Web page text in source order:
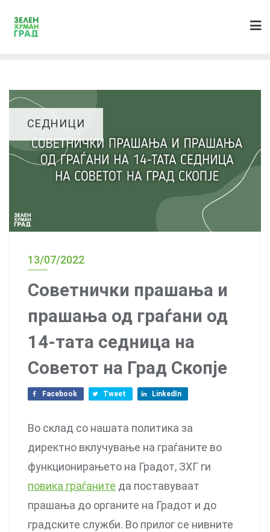
СЕДНИЦИ
13/07/2022
Советнички прашања и
прашања од граѓани од
14-тата седница на
Советот на Град Скопје
Facebook Tweet LinkedIn
Во склад со нашата политика за
директно вклучување на граѓаните во
функционирањето на Градот, ЗХГ ги
повика граѓаните да поставуваат
прашања до органите на Градот и до
градските служби. Во прилог се нивните